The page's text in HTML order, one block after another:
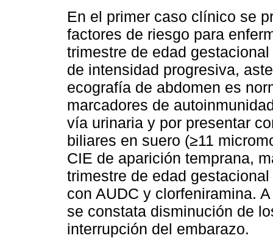
En el primer caso clínico se
factores de riesgo para
trimestre de edad
de intensidad progresiva,
ecografía de abdomen es
marcadores de
vía urinaria y por presentar
biliares en suero (≥11
CIE de aparición temprana,
trimestre de edad
con AUDC y clorfeniramina.
se constata disminución de
interrupción del embarazo.